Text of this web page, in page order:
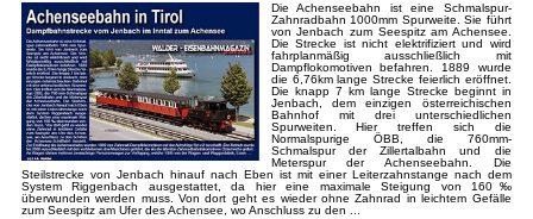
Die Achenseebahn ist eine Schmalspur-
Zahnradbahn 1000mm Spurweite. Sie führt
von Jenbach zum Seespitz am Achensee.
Die Strecke ist nicht elektrifiziert und wird
fahrplanmäßig ausschließlich mit
Dampflokomotiven befahren. 1889 wurde
die 6,76km lange Strecke feierlich eröffnet.
Die knapp 7 km lange Strecke beginnt in
Jenbach, dem einzigen österreichischen
Bahnhof mit drei unterschiedlichen
Spurweiten. Hier treffen sich die
Normalspurige ÖBB, die 760mm-
Schmalspur der Zillertalbahn und die
Meterspur der Achenseebahn. Die
Steilstrecke von Jenbach hinauf nach Eben ist mit einer Leiterzahnstange nach dem
System Riggenbach ausgestattet, da hier eine maximale Steigung von 160‰
überwunden werden muss. Von dort geht es wieder ohne Zahnrad in leichtem Gefälle
zum Seespitz am Ufer des Achensee, wo Anschluss zu den ...